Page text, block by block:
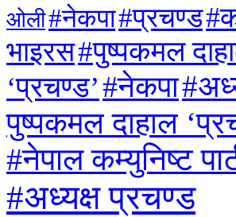
ओली#नेकपा#प्रचण्ड
भाइरस#पुष्पकमल
‘प्रचण्ड’#नेकपा
पुष्पकमल दाहाल
#नेपाल कम्युनिष्ट
#अध्यक्ष प्रचण्ड